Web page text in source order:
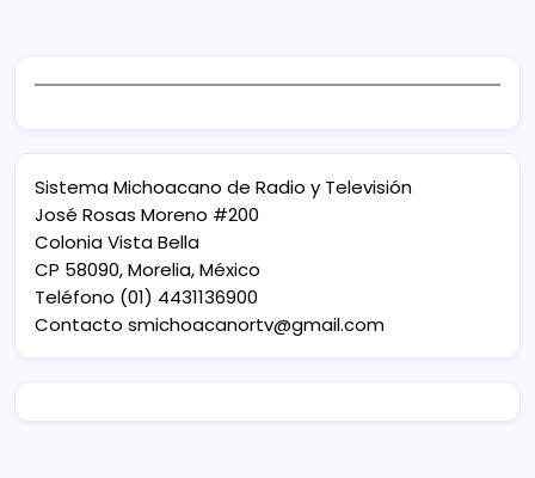
Sistema Michoacano de Radio y Televisión
José Rosas Moreno #200
Colonia Vista Bella
CP 58090, Morelia, México
Teléfono (01) 4431136900
Contacto smichoacanortv@gmail.com